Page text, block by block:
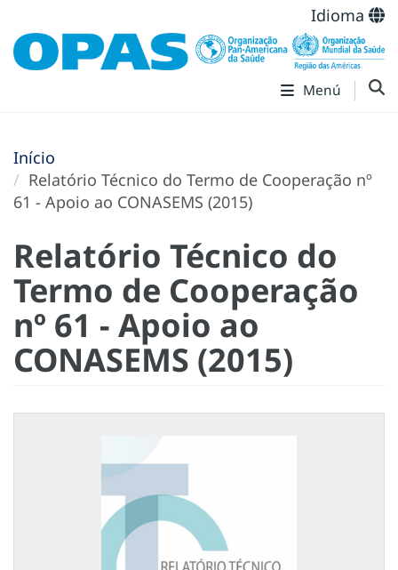
Idioma
Menú
Início
Relatório Técnico do Termo de Cooperação nº
61 - Apoio ao CONASEMS (2015)
Relatório Técnico do
Termo de Cooperação
nº 61 - Apoio ao
CONASEMS (2015)